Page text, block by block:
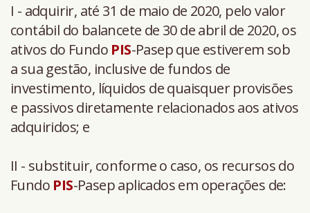
I - adquirir, até 31 de maio de 2020, pelo valor
contábil do balancete de 30 de abril de 2020, os
ativos do Fundo PIS-Pasep que estiverem sob
a sua gestão, inclusive de fundos de
investimento, líquidos de quaisquer provisões
e passivos diretamente relacionados aos ativos
adquiridos; e
II - substituir, conforme o caso, os recursos do
Fundo PIS-Pasep aplicados em operações de: